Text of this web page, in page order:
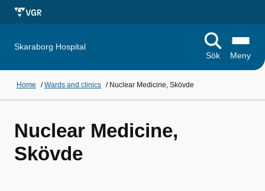
Skaraborg Hospital
Sök
Meny
Home /Wards and clinics / Nuclear Medicine, Skövde
Nuclear Medicine,
Skövde